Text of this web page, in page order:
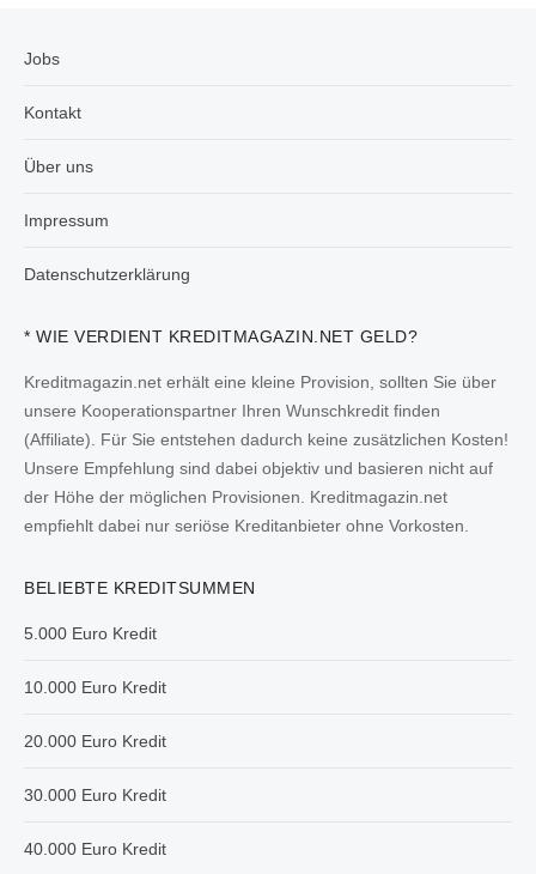
Jobs
Kontakt
Über uns
Impressum
Datenschutzerklärung
* WIE VERDIENT KREDITMAGAZIN.NET GELD?
Kreditmagazin.net erhält eine kleine Provision, sollten Sie über
unsere Kooperationspartner Ihren Wunschkredit finden
(Affiliate). Für Sie entstehen dadurch keine zusätzlichen Kosten!
Unsere Empfehlung sind dabei objektiv und basieren nicht auf
der Höhe der möglichen Provisionen. Kreditmagazin.net
empfiehlt dabei nur seriöse Kreditanbieter ohne Vorkosten.
BELIEBTE KREDITSUMMEN
5.000 Euro Kredit
10.000 Euro Kredit
20.000 Euro Kredit
30.000 Euro Kredit
40.000 Euro Kredit